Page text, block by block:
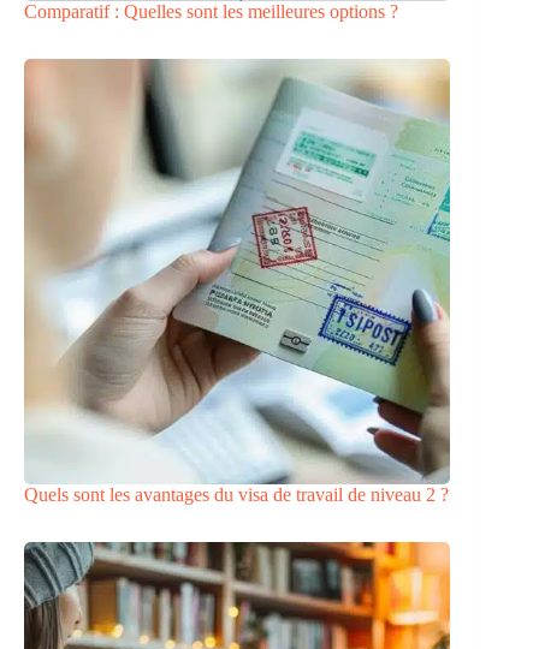
Comparatif : Quelles sont les meilleures options ?
Quels sont les avantages du visa de travail de niveau 2 ?